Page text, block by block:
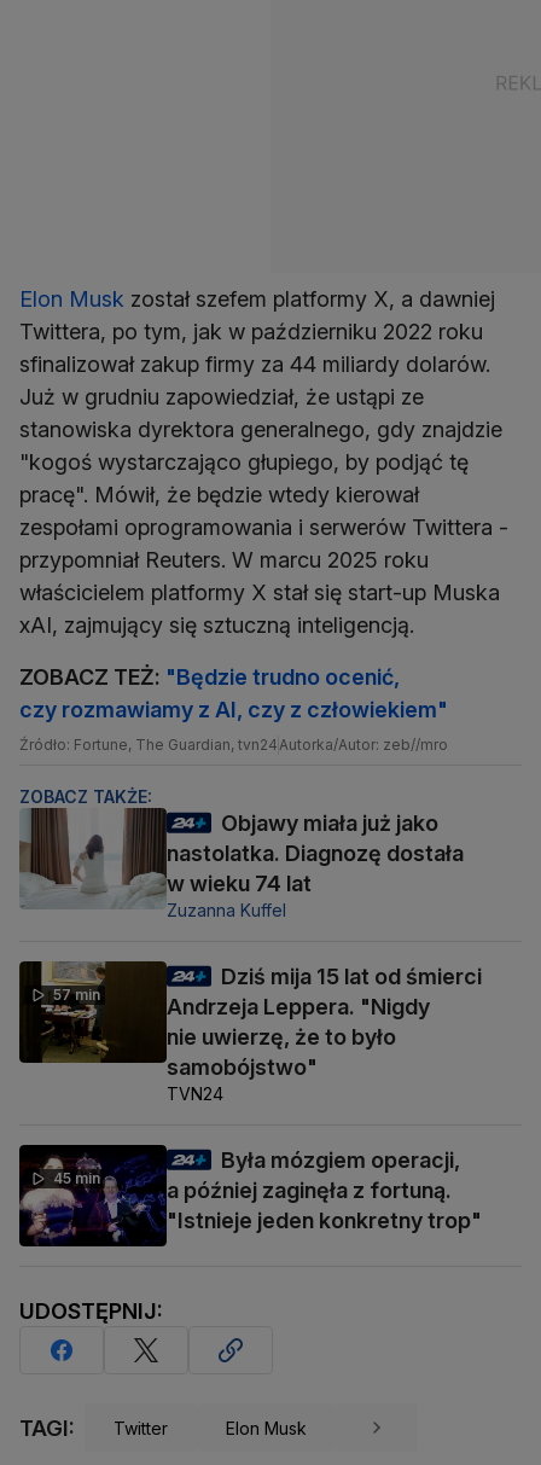
Elon Musk został szefem platformy X, a dawniej
Twittera, po tym, jak w październiku 2022 roku
sfinalizował zakup firmy za 44 miliardy dolarów.
Już w grudniu zapowiedział, że ustąpi ze
stanowiska dyrektora generalnego, gdy znajdzie
"kogoś wystarczająco głupiego, by podjąć tę
pracę". Mówił, że będzie wtedy kierował
zespołami oprogramowania i serwerów Twittera -
przypomniał Reuters. W marcu 2025 roku
właścicielem platformy X stał się start-up Muska
xAI, zajmujący się sztuczną inteligencją.
ZOBACZ TEŻ: "Będzie trudno ocenić,
czy rozmawiamy z AI, czy z człowiekiem"
Źródło: Fortune, The Guardian, tvn24Autorka/Autor: zeb//mro
ZOBACZ TAKŻE:
Objawy miała już jako
nastolatka. Diagnozę dostała
w wieku 74 lat
Zuzanna Kuffel
57 min
Dziś mija 15 lat od śmierci
Andrzeja Leppera. "Nigdy
nie uwierzę, że to było
samobójstwo"
TVN24
45 min
Była mózgiem operacji,
a później zaginęła z fortuną.
"Istnieje jeden konkretny trop"
UDOSTĘPNIJ:
TAGI: Twitter Elon Musk